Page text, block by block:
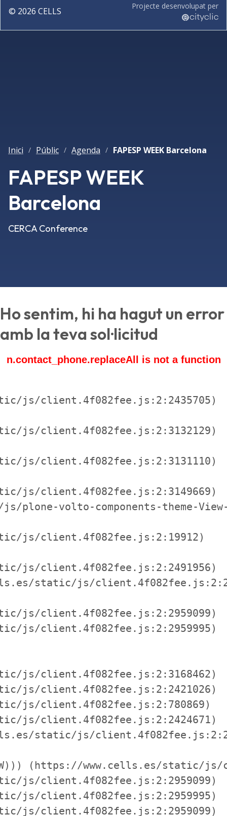
© 2026 CELLS Projecte desenvolupat per
Inici / Públic / Agenda / FAPESP WEEK Barcelona
FAPESP WEEK
Barcelona
CERCA Conference
Ho sentim, hi ha hagut un error
amb la teva sol·licitud
n.contact_phone.replaceAll is not a function
js/client.4f082fee.js:2:2435705)
js/client.4f082fee.js:2:3132129)
js/client.4f082fee.js:2:3131110)
js/client.4f082fee.js:2:3149669)
plone-volto-components-theme-
js/client.4f082fee.js:2:19912)
js/client.4f082fee.js:2:2491956)
static/js/
js/client.4f082fee.js:2:2959099)
js/client.4f082fee.js:2:2959995)
js/client.4f082fee.js:2:3168462)
js/client.4f082fee.js:2:2421026)
js/client.4f082fee.js:2:780869)
js/client.4f082fee.js:2:2424671)
static/js/
(https://www.cells.es/static/
js/client.4f082fee.js:2:2959099)
js/client.4f082fee.js:2:2959995)
js/client.4f082fee.js:2:2959099)